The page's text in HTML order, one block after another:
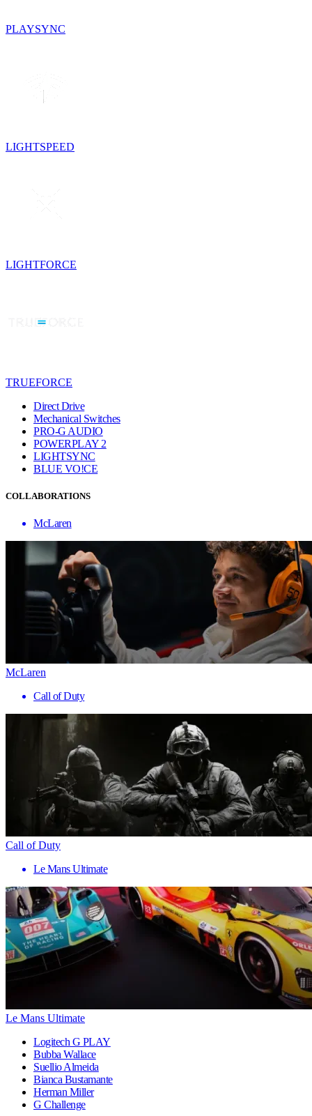
PLAYSYNC
LIGHTSPEED
LIGHTFORCE
TRUEFORCE
Direct Drive
Mechanical Switches
PRO-G AUDIO
POWERPLAY 2
LIGHTSYNC
BLUE VO!CE
COLLABORATIONS
McLaren
McLaren
Call of Duty
Call of Duty
Le Mans Ultimate
Le Mans Ultimate
Logitech G PLAY
Bubba Wallace
Suellio Almeida
Bianca Bustamante
Herman Miller
G Challenge